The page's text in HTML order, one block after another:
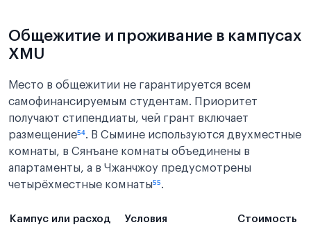
Общежитие и проживание в кампусах
XMU
Место в общежитии не гарантируется всем
самофинансируемым студентам. Приоритет
получают стипендиаты, чей грант включает
размещение⁵⁴. В Сымине используются двухместные
комнаты, в Сянъане комнаты объединены в
апартаменты, а в Чжанчжоу предусмотрены
четырёхместные комнаты⁵⁵.
Кампус или расход Условия Стоимость